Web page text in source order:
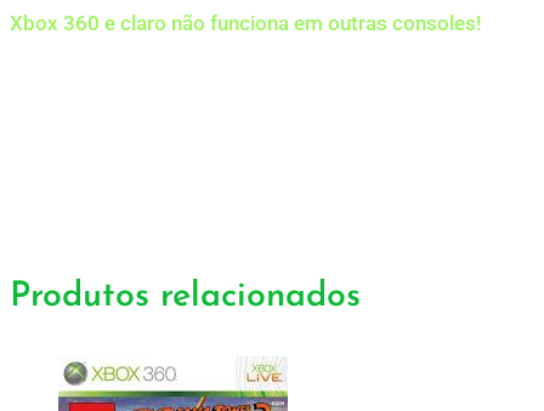
Xbox 360 e claro não funciona em outras consoles!
Produtos relacionados